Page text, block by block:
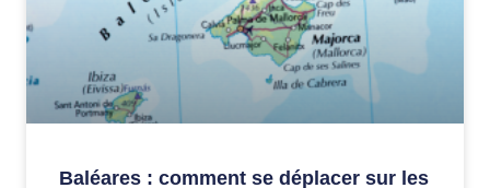
Baléares : comment se déplacer sur les